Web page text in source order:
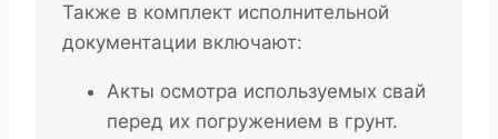
Также в комплект исполнительной
документации включают:
Акты осмотра используемых свай
перед их погружением в грунт.